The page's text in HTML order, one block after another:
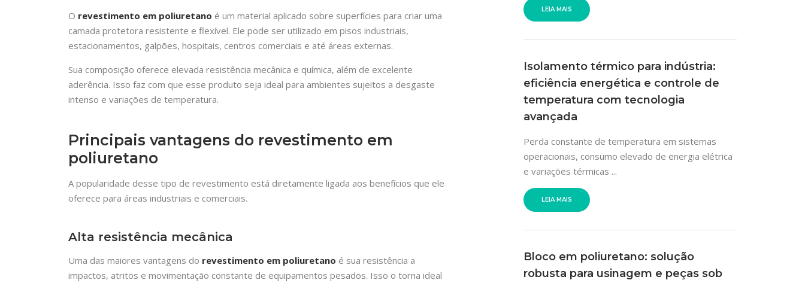
O revestimento em poliuretano é um material aplicado sobre superfícies para criar uma
camada protetora resistente e flexível. Ele pode ser utilizado em pisos industriais,
estacionamentos, galpões, hospitais, centros comerciais e até áreas externas.
Sua composição oferece elevada resistência mecânica e química, além de excelente
aderência. Isso faz com que esse produto seja ideal para ambientes sujeitos a desgaste
intenso e variações de temperatura.
Principais vantagens do revestimento em
poliuretano
A popularidade desse tipo de revestimento está diretamente ligada aos benefícios que ele
oferece para áreas industriais e comerciais.
Alta resistência mecânica
Uma das maiores vantagens do revestimento em poliuretano é sua resistência a
impactos, atritos e movimentação constante de equipamentos pesados. Isso o torna ideal
LEIA MAIS
Isolamento térmico para indústria:
eficiência energética e controle de
temperatura com tecnologia
avançada
Perda constante de temperatura em sistemas
operacionais, consumo elevado de energia elétrica
e variações térmicas ...
LEIA MAIS
Bloco em poliuretano: solução
robusta para usinagem e peças sob